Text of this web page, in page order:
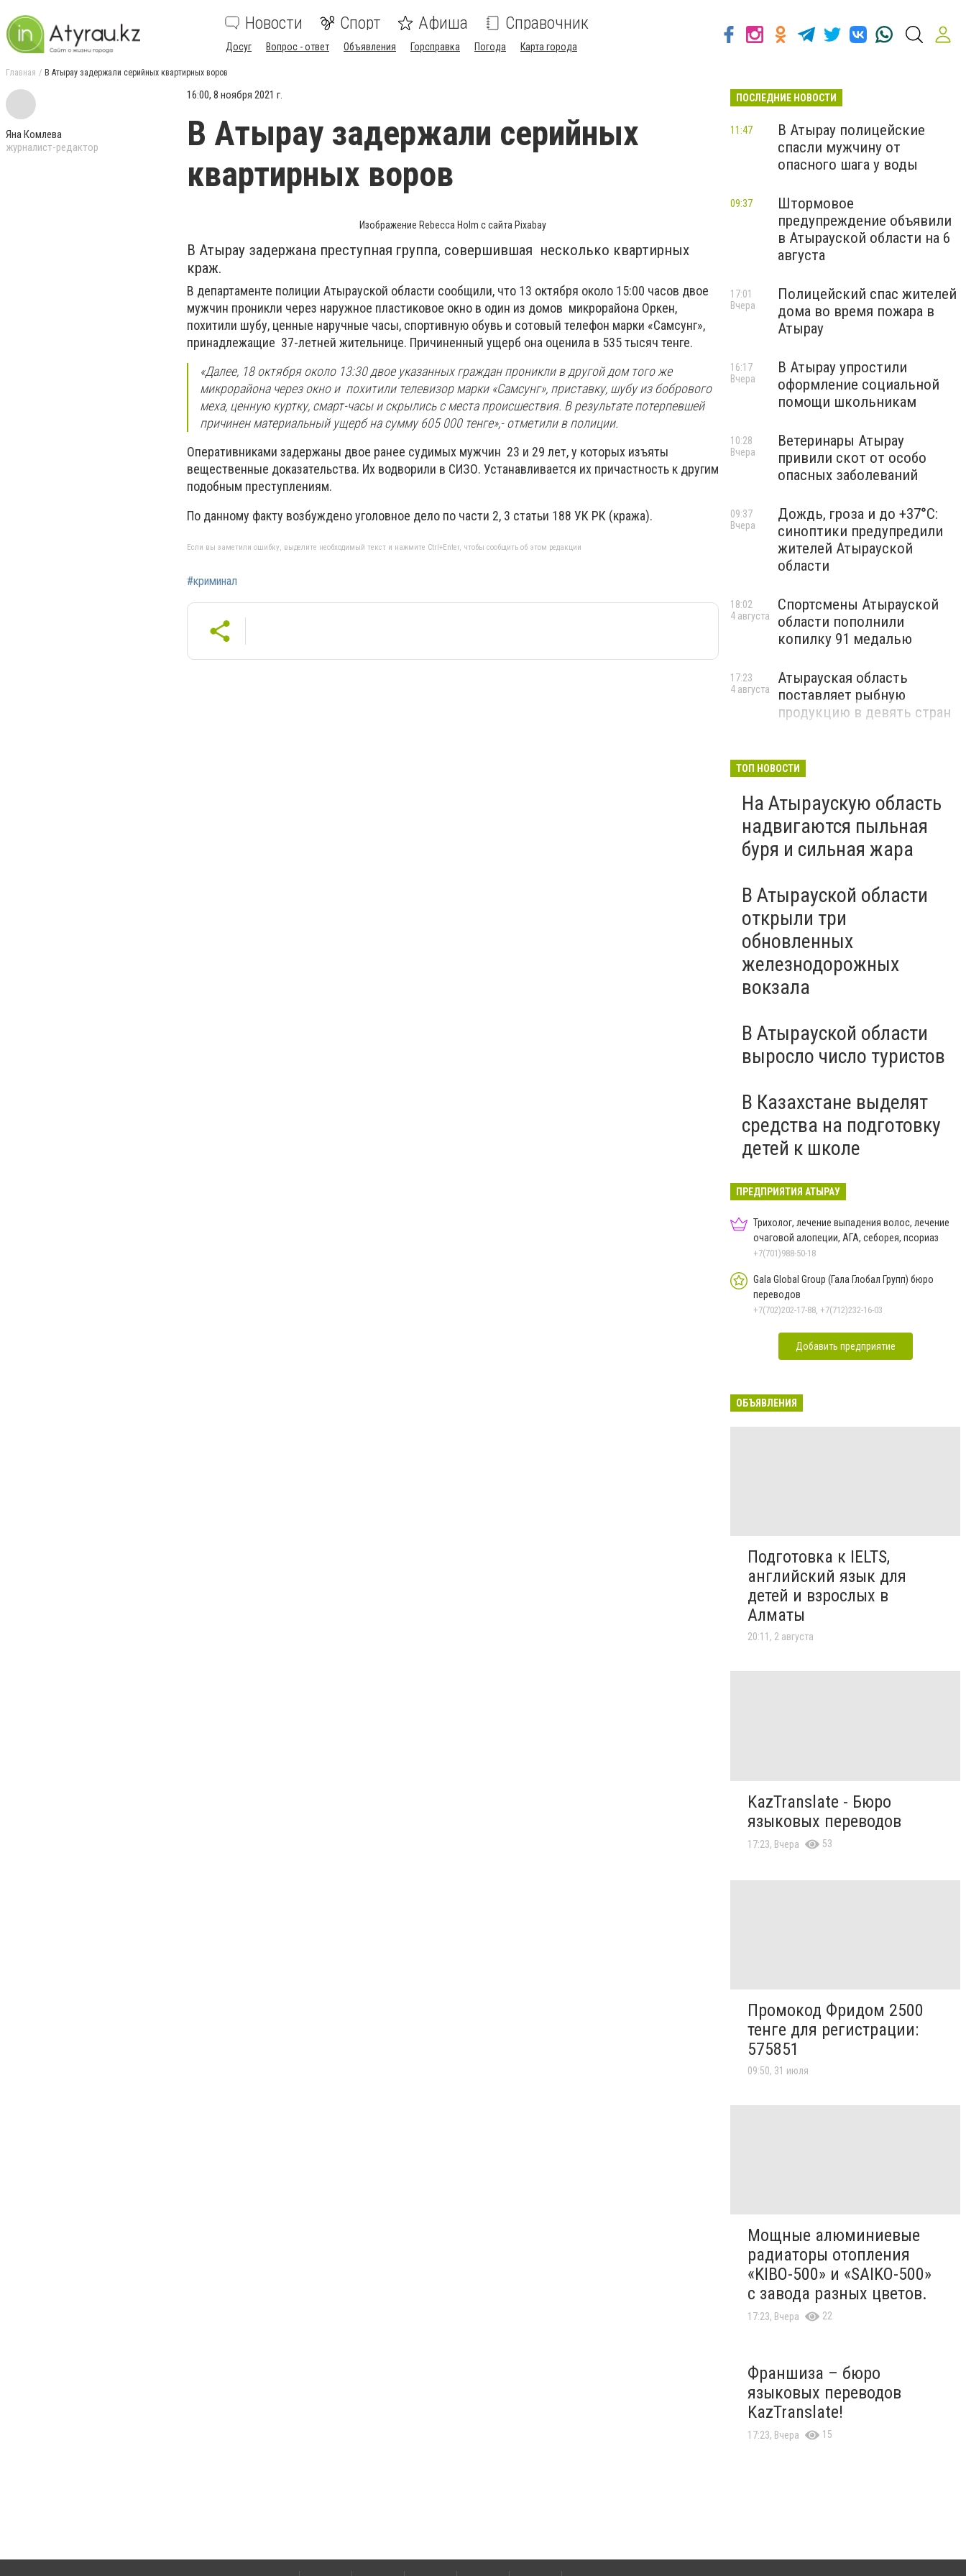
Новости Спорт Афиша Справочник
Досуг Вопрос - ответ Объявления Горсправка Погода Карта города
Главная В Атырау задержали серийных квартирных воров
Яна Комлева
журналист-редактор
16:00, 8 ноября 2021 г.
В Атырау задержали серийных
квартирных воров
Изображение Rebecca Holm с сайта Pixabay
В Атырау задержана преступная группа, совершившая несколько квартирных
краж.
В департаменте полиции Атырауской области сообщили, что 13 октября около 15:00 часов двое
мужчин проникли через наружное пластиковое окно в один из домов микрорайона Оркен,
похитили шубу, ценные наручные часы, спортивную обувь и сотовый телефон марки «Самсунг»,
принадлежащие 37-летней жительнице. Причиненный ущерб она оценила в 535 тысяч тенге.
«Далее, 18 октября около 13:30 двое указанных граждан проникли в другой дом того же
микрорайона через окно и похитили телевизор марки «Самсунг», приставку, шубу из бобрового
меха, ценную куртку, смарт-часы и скрылись с места происшествия. В результате потерпевшей
причинен материальный ущерб на сумму 605 000 тенге»,- отметили в полиции.
Оперативниками задержаны двое ранее судимых мужчин 23 и 29 лет, у которых изъяты
вещественные доказательства. Их водворили в СИЗО. Устанавливается их причастность к другим
подобным преступлениям.
По данному факту возбуждено уголовное дело по части 2, 3 статьи 188 УК РК (кража).
Если вы заметили ошибку, выделите необходимый текст и нажмите Ctrl+Enter, чтобы сообщить об этом редакции
#криминал
ПОСЛЕДНИЕ НОВОСТИ
В Атырау полицейские
спасли мужчину от
опасного шага у воды
11:47
Штормовое
предупреждение объявили
в Атырауской области на 6
августа
09:37
Полицейский спас жителей
дома во время пожара в
Атырау
17:01
Вчера
В Атырау упростили
оформление социальной
помощи школьникам
16:17
Вчера
Ветеринары Атырау
привили скот от особо
опасных заболеваний
10:28
Вчера
Дождь, гроза и до +37°C:
синоптики предупредили
жителей Атырауской
области
09:37
Вчера
Спортсмены Атырауской
области пополнили
копилку 91 медалью
18:02
4 августа
Атырауская область
поставляет рыбную
продукцию в девять стран
17:23
4 августа
ТОП НОВОСТИ
На Атыраускую область
надвигаются пыльная
буря и сильная жара
В Атырауской области
открыли три
обновленных
железнодорожных
вокзала
В Атырауской области
выросло число туристов
В Казахстане выделят
средства на подготовку
детей к школе
ПРЕДПРИЯТИЯ АТЫРАУ
Трихолог, лечение выпадения волос, лечение
очаговой алопеции, АГА, себорея, псориаз
+7(701)988-50-18
Gala Global Group (Гала Глобал Групп) бюро
переводов
+7(702)202-17-88, +7(712)232-16-03
Добавить предприятие
ОБЪЯВЛЕНИЯ
Подготовка к IELTS,
английский язык для
детей и взрослых в
Алматы
20:11, 2 августа
KazTranslate - Бюро
языковых переводов
17:23, Вчера 53
Промокод Фридом 2500
тенге для регистрации:
575851
09:50, 31 июля
Мощные алюминиевые
радиаторы отопления
«KIBO-500» и «SAIKO-500»
с завода разных цветов.
17:23, Вчера 22
Франшиза – бюро
языковых переводов
KazTranslate!
17:23, Вчера 15